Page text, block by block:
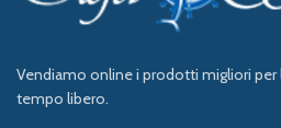
Vendiamo online i prodotti migliori
tempo libero.